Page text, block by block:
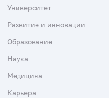
Университет
Развитие и инновации
Образование
Наука
Медицина
Карьера